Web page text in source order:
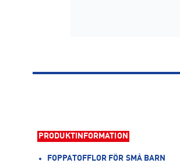
PRODUKTINFORMATION
FOPPATOFFLOR FÖR SMÅ BARN